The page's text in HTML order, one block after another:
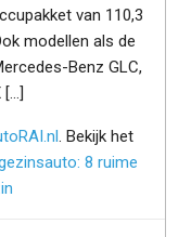
van 110,3
modellen als de
Benz GLC,
[…]
. Bekijk het
8 ruime